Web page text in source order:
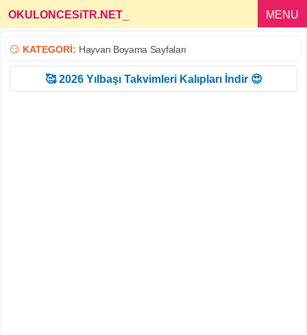
OKULONCESiTR.NET MENU
😏 KATEGORİ: Hayvan Boyama Sayfaları
🥰 2026 Yılbaşı Takvimleri Kalıpları İndir 😍